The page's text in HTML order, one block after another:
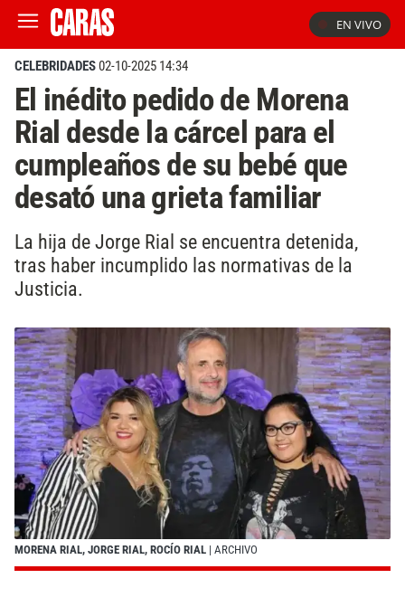
EN VIVO
CELEBRIDADES02-10-2025 14:34
El inédito pedido de Morena
Rial desde la cárcel para el
cumpleaños de su bebé que
desató una grieta familiar
La hija de Jorge Rial se encuentra detenida,
tras haber incumplido las normativas de la
Justicia.
MORENA RIAL, JORGE RIAL, ROCÍO RIAL | ARCHIVO